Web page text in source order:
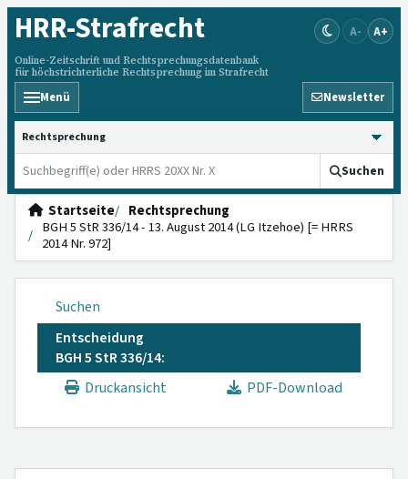
HRR-Strafrecht
Online-Zeitschrift und Rechtsprechungsdatenbank
für höchstrichterliche Rechtsprechung im Strafrecht
A- A+
Menü Newsletter
HRRS durchsuchen
Suchen
Startseite
Rechtsprechung
BGH 5 StR 336/14 - 13. August 2014 (LG Itzehoe) [= HRRS
2014 Nr. 972]
Suchen
Entscheidung
BGH 5 StR 336/14:
Druckansicht
PDF-Download